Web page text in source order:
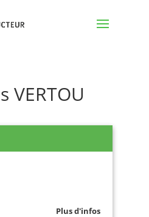
VERTOU
Plus d'infos